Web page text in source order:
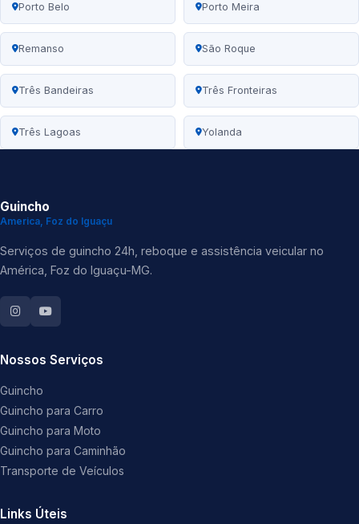
Porto Belo Porto Meira
Remanso São Roque
Três Bandeiras Três Fronteiras
Três Lagoas Yolanda
Guincho
America, Foz do Iguaçu
Serviços de guincho 24h, reboque e assistência veicular no
América, Foz do Iguaçu-MG.
Nossos Serviços
Guincho
Guincho para Carro
Guincho para Moto
Guincho para Caminhão
Transporte de Veículos
Links Úteis